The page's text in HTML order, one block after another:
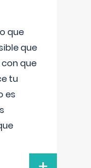
que
que
que
tu
es